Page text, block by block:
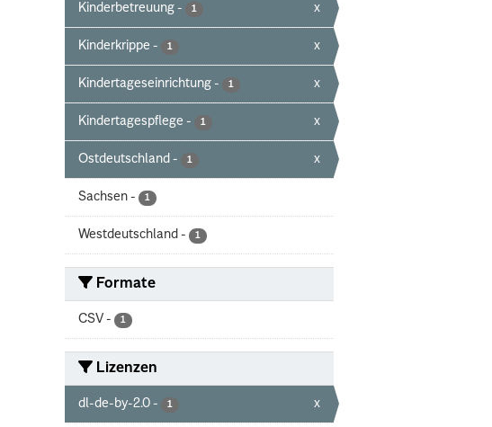
Kinderbetreuung - 1 x
Kinderkrippe - 1 x
Kindertageseinrichtung - 1 x
Kindertagespflege - 1 x
Ostdeutschland - 1 x
Sachsen - 1
Westdeutschland - 1
Formate
CSV - 1
Lizenzen
dl-de-by-2.0 - 1 x